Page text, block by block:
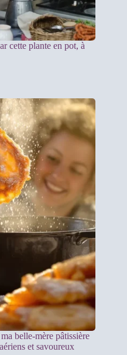
cette plante en pot, à
belle-mère pâtissière
et savoureux